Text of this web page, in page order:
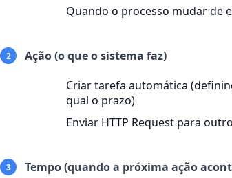
Quando o processo mudar de
2
Ação (o que o sistema faz)
Criar tarefa automática
qual o prazo)
Enviar HTTP Request para
3
Tempo (quando a próxima ação